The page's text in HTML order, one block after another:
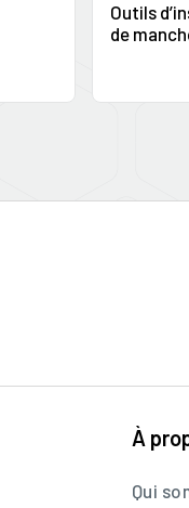
Outils
de
À
Qui